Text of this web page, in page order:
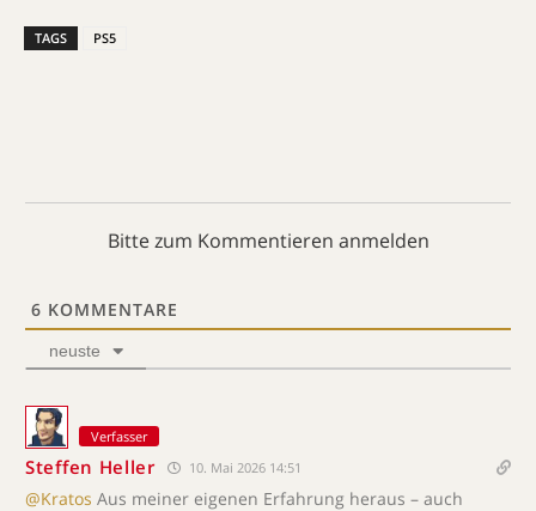
TAGS PS5
Bitte zum Kommentieren anmelden
6 KOMMENTARE
neuste
Verfasser
Steffen Heller 10. Mai 2026 14:51
@Kratos Aus meiner eigenen Erfahrung heraus – auch